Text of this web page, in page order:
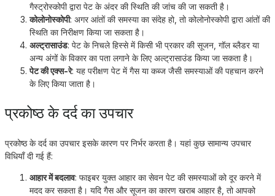
गैस्ट्रोस्कोपी द्वारा पेट के अंदर की स्थिति की जांच की जा सकती है।
कोलोनोस्कोपी: अगर आंतों की समस्या का संदेह हो, तो कोलोनोस्कोपी द्वारा आंतों की
स्थिति का निरीक्षण किया जा सकता है।
अल्ट्रासाउंड: पेट के निचले हिस्से में किसी भी प्रकार की सूजन, गॉल ब्लैडर या
अन्य अंगों के विकार का पता लगाने के लिए अल्ट्रासाउंड किया जा सकता है।
पेट की एक्स-रे: यह परीक्षण पेट में गैस या कब्ज जैसी समस्याओं की पहचान करने
के लिए किया जाता है।
प्रकोष्ठ के दर्द का उपचार
प्रकोष्ठ के दर्द का उपचार इसके कारण पर निर्भर करता है। यहां कुछ सामान्य उपचार
विधियाँ दी गई हैं:
आहार में बदलाव: फाइबर युक्त आहार का सेवन पेट की समस्याओं को दूर करने में
मदद कर सकता है। यदि गैस और सूजन का कारण खराब आहार है, तो आपको